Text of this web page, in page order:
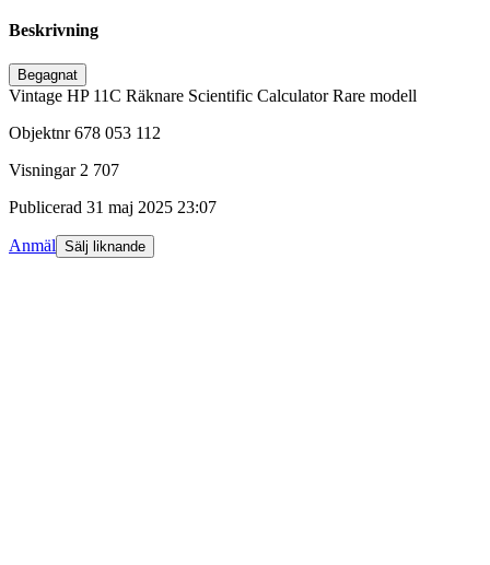
Beskrivning
Begagnat
Vintage HP 11C Räknare Scientific Calculator Rare modell
Objektnr 678 053 112
Visningar 2 707
Publicerad 31 maj 2025 23:07
Anmäl Sälj liknande